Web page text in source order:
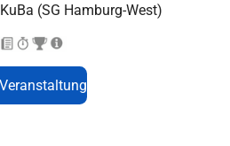
(SG Hamburg-West)